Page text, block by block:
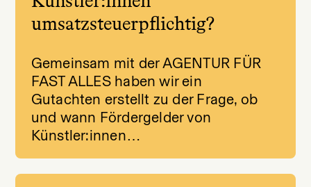
umsatzsteuerpflichtig?
Gemeinsam mit der AGENTUR FÜR
FAST ALLES haben wir ein
Gutachten erstellt zu der Frage, ob
und wann Fördergelder von
Künstler:innen…